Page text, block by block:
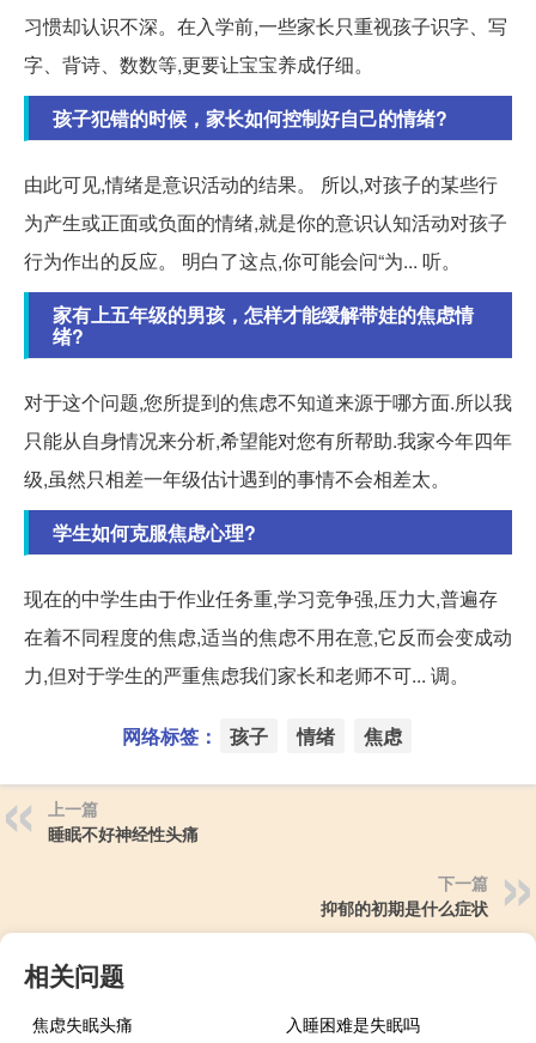
习惯却认识不深。在入学前,一些家长只重视孩子识字、写
字、背诗、数数等,更要让宝宝养成仔细。
孩子犯错的时候，家长如何控制好自己的情绪?
由此可见,情绪是意识活动的结果。 所以,对孩子的某些行
为产生或正面或负面的情绪,就是你的意识认知活动对孩子
行为作出的反应。 明白了这点,你可能会问“为... 听。
家有上五年级的男孩，怎样才能缓解带娃的焦虑情
绪?
对于这个问题,您所提到的焦虑不知道来源于哪方面.所以我
只能从自身情况来分析,希望能对您有所帮助.我家今年四年
级,虽然只相差一年级估计遇到的事情不会相差太。
学生如何克服焦虑心理?
现在的中学生由于作业任务重,学习竞争强,压力大,普遍存
在着不同程度的焦虑,适当的焦虑不用在意,它反而会变成动
力,但对于学生的严重焦虑我们家长和老师不可... 调。
网络标签： 孩子 情绪 焦虑
上一篇
睡眠不好神经性头痛
下一篇
抑郁的初期是什么症状
相关问题
焦虑失眠头痛
入睡困难是失眠吗